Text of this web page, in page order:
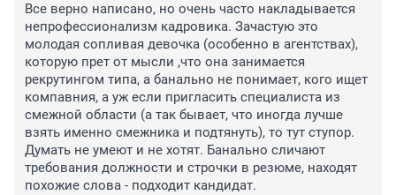
Все верно написано, но очень часто накладывается
непрофессионализм кадровика. Зачастую это
молодая сопливая девочка (особенно в агентствах),
которую прет от мысли ,что она занимается
рекрутингом типа, а банально не понимает, кого ищет
компавния, а уж если пригласить специалиста из
смежной области (а так бывает, что иногда лучше
взять именно смежника и подтянуть), то тут ступор.
Думать не умеют и не хотят. Банально сличают
требования должности и строчки в резюме, находят
похожие слова - подходит кандидат.